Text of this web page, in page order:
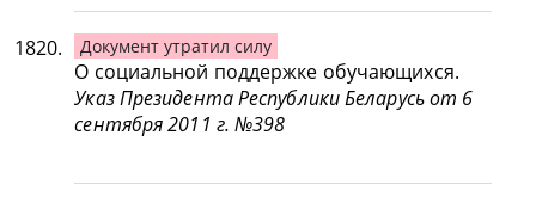
1820. Документ утратил силу
О социальной поддержке обучающихся.
Указ Президента Республики Беларусь от 6
сентября 2011 г. №398